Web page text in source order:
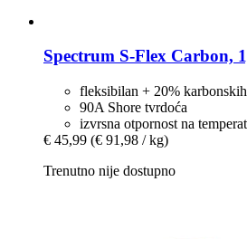
Spectrum S-​Flex Carbon,
fleksibilan + 20%
90A Shore tvrdoća
izvrsna otpornost na
€ 45,99 (€ 91,98 / kg)
Trenutno nije dostupno